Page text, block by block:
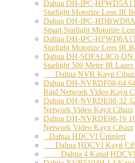
Dahua DH-IPC-
Starlight Motorize Lens IR
Dahua DH-IPC-
Smart Starlight Motorize
Dahua DH-IPC-
Starlight Motorize Lens IR
Dahua DH-SDFAL8C0-DN
Starlight 500 Metre IR
Dahua NVR Kayıt
Dahua DH-NVRDF08-64
Raid Network Video Kayıt
Dahua DH-NVRDE08-32
Network Video Kayıt Cihazı
Dahua DH-NVRDE08-16
Network Video Kayıt Cihazı
Dahua HDCVI Ürünleri
Dahua HDCVI Kayıt
Dahua 4 Kanal HDCVI